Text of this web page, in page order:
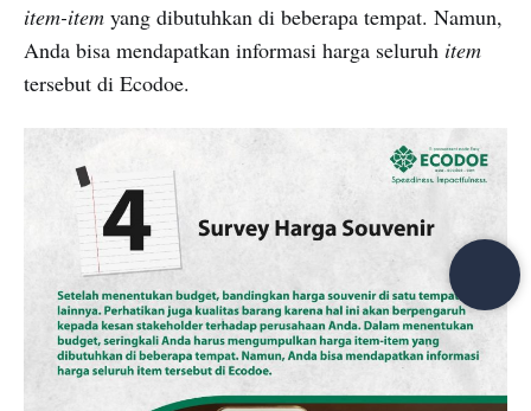
item-item yang dibutuhkan di beberapa tempat. Namun,
Anda bisa mendapatkan informasi harga seluruh item
tersebut di Ecodoe.